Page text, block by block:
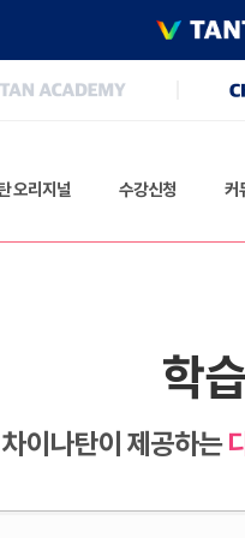
오리지널 수강신청 커
학
차이나탄이 제공하는